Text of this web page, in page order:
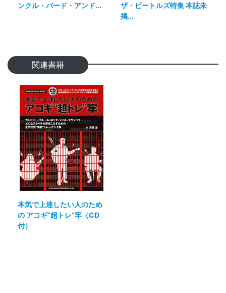
ンクル・バード・アンド...
ザ・ビートルズ特集 本誌未
掲...
関連書籍
本気で上達したい人のため
の アコギ“超トレ”牢（CD
付）